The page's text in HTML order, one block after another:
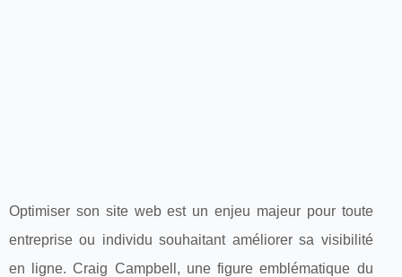
Optimiser son site web est un enjeu majeur pour toute
entreprise ou individu souhaitant améliorer sa visibilité
en ligne. Craig Campbell, une figure emblématique du